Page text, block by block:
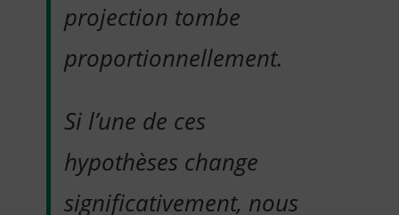
projection tombe
proportionnellement.
Si l’une de ces
hypothèses change
significativement, nous